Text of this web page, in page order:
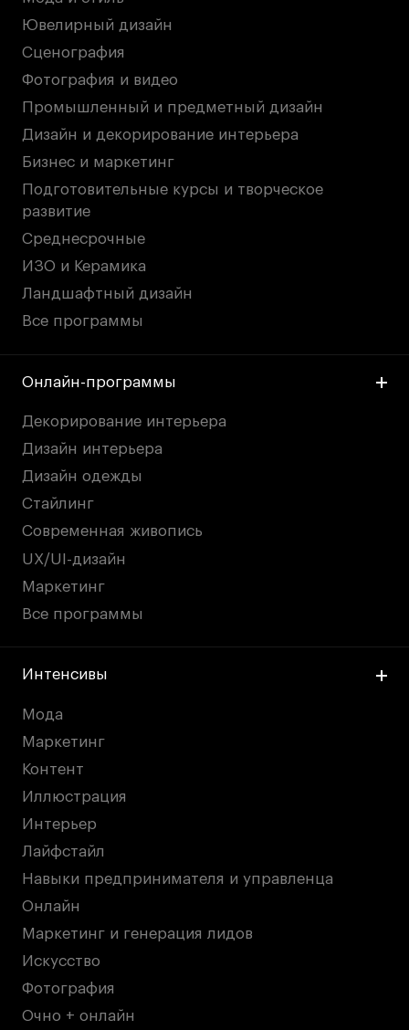
Britanka New Creatives
Fashion Summer
Проект с Microsoft
Подобрать программу
Войти в кампус
Получить сертификат
дверей
дверей
События
События
Истории успеха
Истории успеха
Работы студентов
Работы студентов
info@britishdesign.ru
info@britishdesign.ru
Universal University
Universal University
EN
EN
Политика конфиденциальности
Публичная оферта
Условия возврата
Кредит на образование с господдержкой
Лицензия на осуществление образовательной
деятельности АНО ВО «Универсальный
Университет»
Карта сайта
Ювелирный дизайн
Сценография
Фотография и видео
Промышленный и предметный дизайн
Дизайн и декорирование интерьера
Бизнес и маркетинг
Подготовительные курсы и творческое
развитие
Среднесрочные
ИЗО и Керамика
Ландшафтный дизайн
Все программы
Онлайн-программы
Декорирование интерьера
Дизайн интерьера
Дизайн одежды
Стайлинг
Современная живопись
UX/UI-дизайн
Маркетинг
Все программы
Интенсивы
Мода
Маркетинг
Контент
Иллюстрация
Интерьер
Лайфстайл
Навыки предпринимателя и управленца
Онлайн
Маркетинг и генерация лидов
Искусство
Фотография
Очно + онлайн